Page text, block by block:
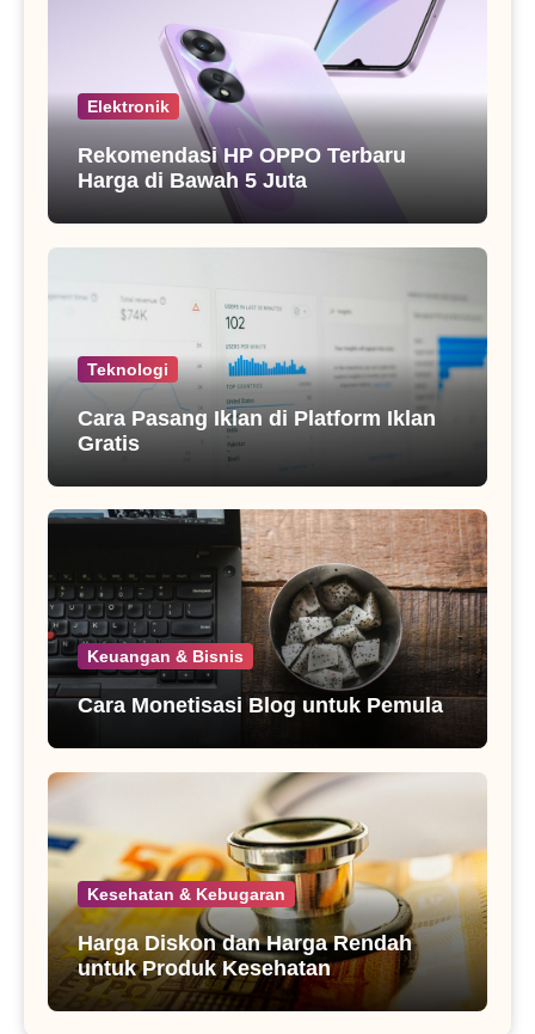
Elektronik
Rekomendasi HP OPPO Terbaru
Harga di Bawah 5 Juta
Teknologi
Cara Pasang Iklan di Platform Iklan
Gratis
Keuangan & Bisnis
Cara Monetisasi Blog untuk Pemula
Kesehatan & Kebugaran
Harga Diskon dan Harga Rendah
untuk Produk Kesehatan